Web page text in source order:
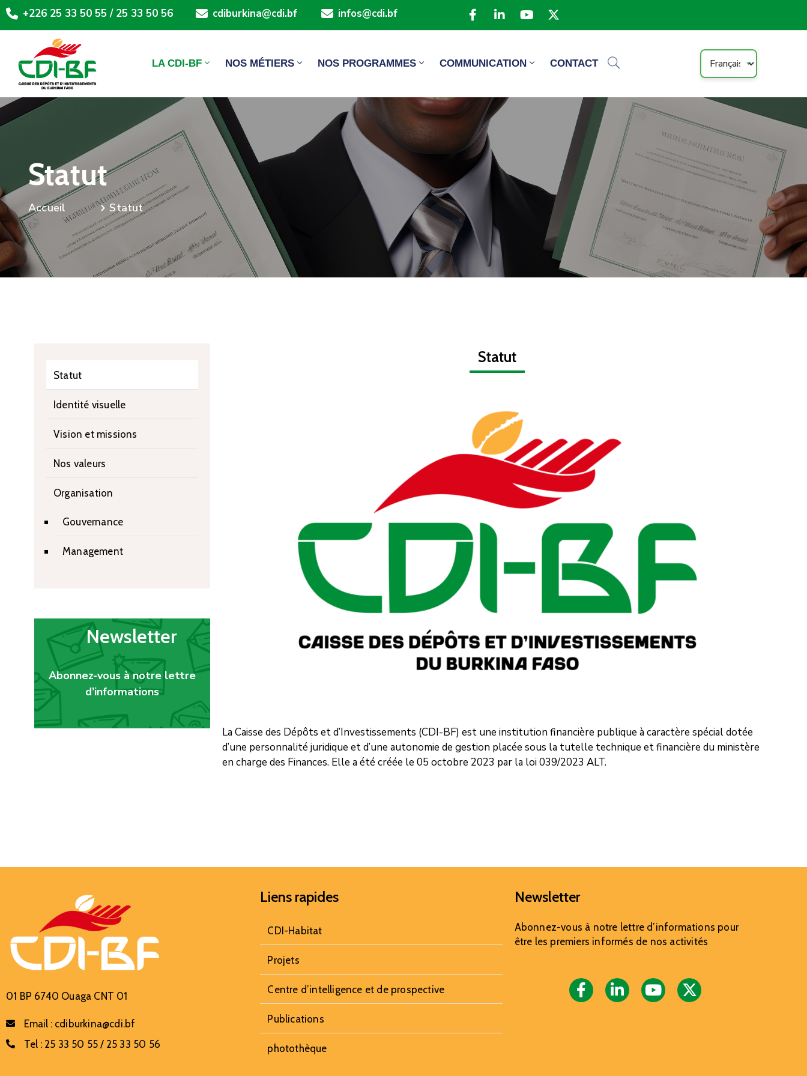
+226 25 33 50 55 / 25 33 50 56 cdiburkina@cdi.bf infos@cdi.bf
LA CDI-BF NOS MÉTIERS NOS PROGRAMMES COMMUNICATION CONTACT
Statut
Statut
Statut
Identité visuelle
Vision et missions
Nos valeurs
Organisation
Gouvernance
Management
Newsletter
Abonnez-vous à notre lettre
d’informations
Statut
La Caisse des Dépôts et d’Investissements (CDI-BF) est une institution financière publique à caractère spécial dotée
d’une personnalité juridique et d’une autonomie de gestion placée sous la tutelle technique et financière du ministère
en charge des Finances. Elle a été créée le 05 octobre 2023 par la loi 039/2023 ALT.
01 BP 6740 Ouaga CNT 01
Email : cdiburkina@cdi.bf
Tel : 25 33 50 55 / 25 33 50 56
Liens rapides
CDI-Habitat
Projets
Centre d’intelligence et de prospective
Publications
photothèque
Newsletter
Abonnez-vous à notre lettre d’informations pour
être les premiers informés de nos activités